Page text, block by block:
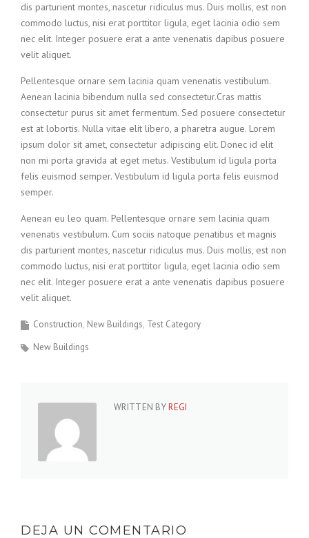
dis parturient montes, nascetur ridiculus mus. Duis mollis, est non
commodo luctus, nisi erat porttitor ligula, eget lacinia odio sem
nec elit. Integer posuere erat a ante venenatis dapibus posuere
velit aliquet.
Pellentesque ornare sem lacinia quam venenatis vestibulum.
Aenean lacinia bibendum nulla sed consectetur.Cras mattis
consectetur purus sit amet fermentum. Sed posuere consectetur
est at lobortis. Nulla vitae elit libero, a pharetra augue. Lorem
ipsum dolor sit amet, consectetur adipiscing elit. Donec id elit
non mi porta gravida at eget metus. Vestibulum id ligula porta
felis euismod semper. Vestibulum id ligula porta felis euismod
semper.
Aenean eu leo quam. Pellentesque ornare sem lacinia quam
venenatis vestibulum. Cum sociis natoque penatibus et magnis
dis parturient montes, nascetur ridiculus mus. Duis mollis, est non
commodo luctus, nisi erat porttitor ligula, eget lacinia odio sem
nec elit. Integer posuere erat a ante venenatis dapibus posuere
velit aliquet.
Construction New Buildings Test Category
New Buildings
WRITTEN BYREGI
DEJA UN COMENTARIO